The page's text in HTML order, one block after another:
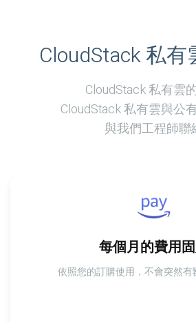
CloudStack 私有
CloudStack 私有雲
CloudStack 私有雲與公
與我們工程師聯
每個月的費用
依照您的訂購使用，不會突然有